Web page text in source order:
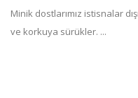
Minik dostlarımız istisnalar
ve korkuya sürükler. ...